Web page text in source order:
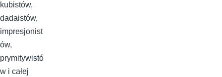
kubistów,
dadaistów,
impresjonist
ów,
prymitywistó
w i całej